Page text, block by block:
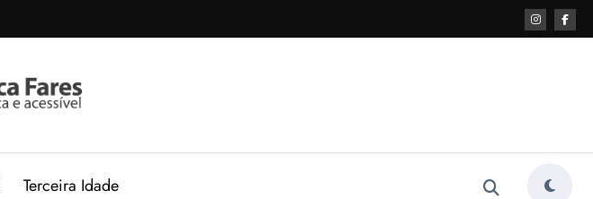
Terceira Idade